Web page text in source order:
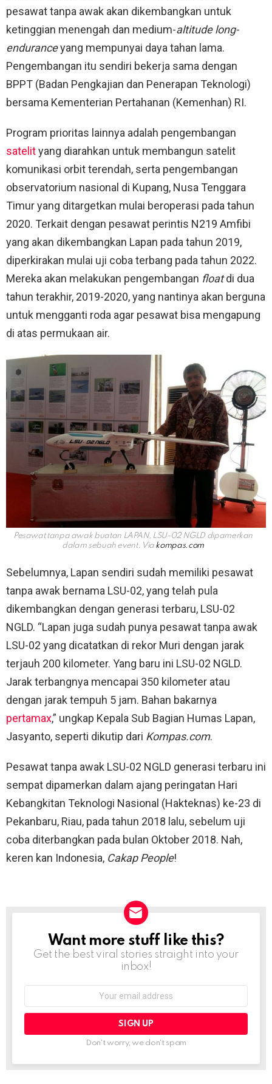
pesawat tanpa awak akan dikembangkan untuk
ketinggian menengah dan medium-altitude long-
enduranceyang mempunyai daya tahan lama.
Pengembangan itu sendiri bekerja sama dengan
BPPT (Badan Pengkajian dan Penerapan Teknologi)
bersama Kementerian Pertahanan (Kemenhan) RI.
Program prioritas lainnya adalah pengembangan
satelityang diarahkan untuk membangun satelit
komunikasi orbit terendah, serta pengembangan
observatorium nasional di Kupang, Nusa Tenggara
Timur yang ditargetkan mulai beroperasi pada tahun
2020. Terkait dengan pesawat perintis N219 Amfibi
yang akan dikembangkan Lapan pada tahun 2019,
diperkirakan mulai uji coba terbang pada tahun 2022.
Mereka akan melakukan pengembangan floatdi dua
tahun terakhir, 2019-2020, yang nantinya akan berguna
untuk mengganti roda agar pesawat bisa mengapung
di atas permukaan air.
Pesawat tanpa awak buatan LAPAN, LSU-02 NGLD dipamerkan
dalam sebuah event. Via kompas.com
Sebelumnya, Lapan sendiri sudah memiliki pesawat
tanpa awak bernama LSU-02, yang telah pula
dikembangkan dengan generasi terbaru, LSU-02
NGLD. “Lapan juga sudah punya pesawat tanpa awak
LSU-02 yang dicatatkan di rekor Muri dengan jarak
terjauh 200 kilometer. Yang baru ini LSU-02 NGLD.
Jarak terbangnya mencapai 350 kilometer atau
dengan jarak tempuh 5 jam. Bahan bakarnya
pertamax,” ungkap Kepala Sub Bagian Humas Lapan,
Jasyanto, seperti dikutip dari Kompas.com.
Pesawat tanpa awak LSU-02 NGLD generasi terbaru ini
sempat dipamerkan dalam ajang peringatan Hari
Kebangkitan Teknologi Nasional (Hakteknas) ke-23 di
Pekanbaru, Riau, pada tahun 2018 lalu, sebelum uji
coba diterbangkan pada bulan Oktober 2018. Nah,
keren kan Indonesia, Cakap People!
NEWSLETTER
Want more stuff like this?
Get the best viral stories straight into your
inbox!
Don't worry, we don't spam